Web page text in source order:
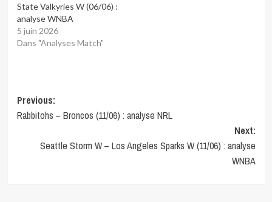
State Valkyries W (06/06) :
analyse WNBA
5 juin 2026
Dans "Analyses Match"
Post
navigation
Previous:
Rabbitohs – Broncos (11/06) : analyse NRL
Next:
Seattle Storm W – Los Angeles Sparks W (11/06) : analyse
WNBA